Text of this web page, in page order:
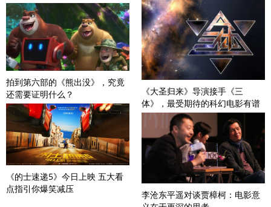
拍到第六部的《熊出没》，究竟
还需要证明什么？
《的士速递5》今日上映 五大看
点指引你爆笑减压
《大圣归来》导演接手《三
体》，最受期待的科幻电影有谱
了？
李沧东平遥对谈贾樟柯：电影意